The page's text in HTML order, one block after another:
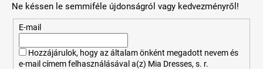
Ne késsen le semmiféle újdonságról vagy kedvezményről!
E-mail
Hozzájárulok, hogy az általam önként megadott nevem és
e-mail címem felhasználásával a(z) Mia Dresses, s. r.